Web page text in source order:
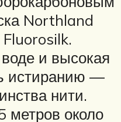
Northland
и высокая
истиранию —
нити.
метров около